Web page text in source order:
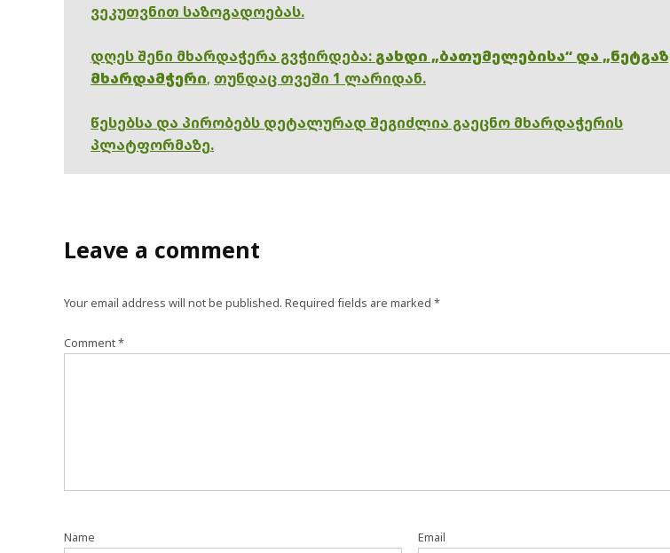
ვეკუთვნით საზოგადოებას.
დღეს შენი მხარდაჭერა გვჭირდება: გახდი „ბათუმელებისა“ და
მხარდამჭერი, თუნდაც თვეში 1 ლარიდან.
წესებსა და პირობებს დეტალურად შეგიძლია გაეცნო მხარდაჭერის
პლატფორმაზე.
Leave a comment
Your email address will not be published. Required fields are marked *
Comment*
Name Email